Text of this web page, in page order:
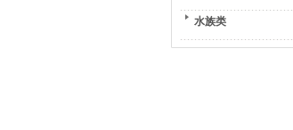
水族类